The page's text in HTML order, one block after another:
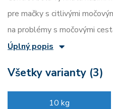
pre mačky s citlivými
na problémy s močovými
Úplný popis
Všetky varianty (3)
10 kg